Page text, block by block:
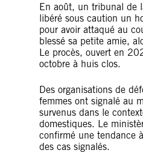
En août, un tribunal de
libéré sous caution un
pour avoir attaqué au
blessé sa petite amie,
Le procès, ouvert en
octobre à huis clos.
Des organisations de
femmes ont signalé au
survenus dans le
domestiques. Le
confirmé une tendance
des cas signalés.